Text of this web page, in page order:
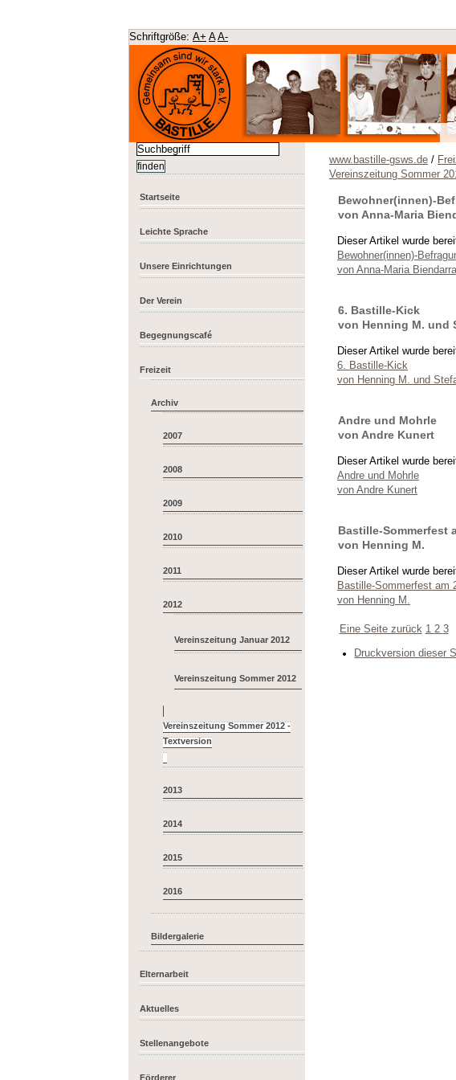
Schriftgröße: A+ A A-
Startseite
Leichte Sprache
Unsere Einrichtungen
Der Verein
Begegnungscafé
Freizeit
Archiv
2007
2008
2009
2010
2011
2012
Vereinszeitung Januar 2012
Vereinszeitung Sommer 2012
Vereinszeitung Sommer 2012 -
Textversion
2013
2014
2015
2016
Bildergalerie
Elternarbeit
Aktuelles
Stellenangebote
Förderer
www.bastille-gsws.de /
Vereinszeitung Sommer
Bewohner(innen)-
von Anna-Maria
Dieser Artikel wurde
Bewohner(innen)-
von Anna-Maria
6. Bastille-Kick
von Henning M. und
Dieser Artikel wurde
6. Bastille-Kick
von Henning M. und
Andre und Mohrle
von Andre Kunert
Dieser Artikel wurde
Andre und Mohrle
von Andre Kunert
Bastille-Sommerfest
von Henning M.
Dieser Artikel wurde
Bastille-Sommerfest am
von Henning M.
Eine Seite zurück 1 2 3
Druckversion dieser